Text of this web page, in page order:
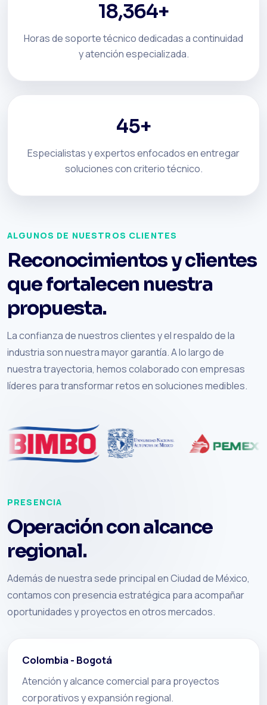
18,364+
Horas de soporte técnico dedicadas a continuidad
y atención especializada.
45+
Especialistas y expertos enfocados en entregar
soluciones con criterio técnico.
ALGUNOS DE NUESTROS CLIENTES
Reconocimientos y clientes
que fortalecen nuestra
propuesta.
La confianza de nuestros clientes y el respaldo de la
industria son nuestra mayor garantía. A lo largo de
nuestra trayectoria, hemos colaborado con empresas
líderes para transformar retos en soluciones medibles.
PRESENCIA
Operación con alcance
regional.
Además de nuestra sede principal en Ciudad de México,
contamos con presencia estratégica para acompañar
oportunidades y proyectos en otros mercados.
Colombia - Bogotá
Atención y alcance comercial para proyectos
corporativos y expansión regional.